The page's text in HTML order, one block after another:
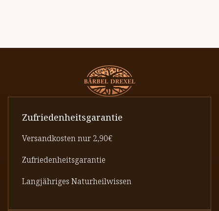
Zufriedenheitsgarantie
Versandkosten nur 2,90€
Zufriedenheitsgarantie
Langjähriges Naturheilwissen